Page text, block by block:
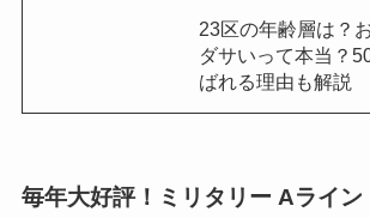
23区の年齢層は？
ダサいって本当？
ばれる理由も解説
毎年大好評！ミリタリー Aライン